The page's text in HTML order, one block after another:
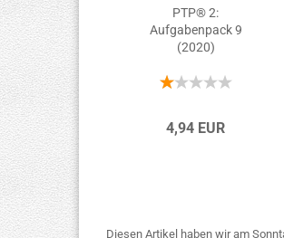
PTP® 2:
Aufgabenpack 9
(2020)
4,94 EUR
Diesen Artikel haben wir am